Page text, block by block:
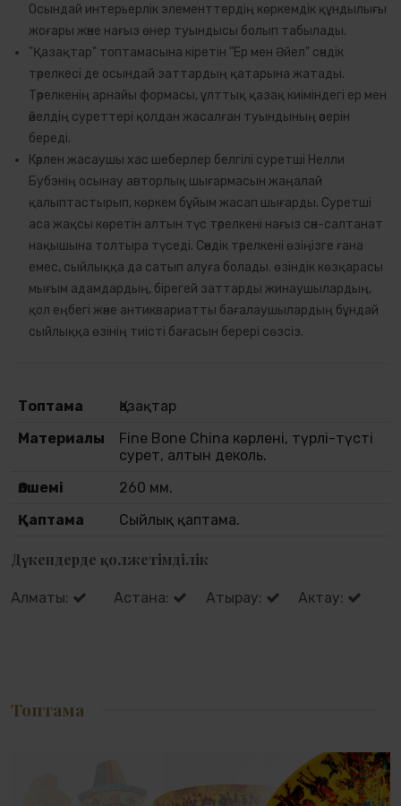
Осындай интерьерлік элементтердің көркемдік құндылығы
жоғары және нағыз өнер туындысы болып табылады.
"Қазақтар" топтамасына кіретін "Ер мен Әйел" сәндік
тәрелкесі де осындай заттардың қатарына жатады.
Тәрелкенің арнайы формасы, ұлттық қазақ киіміндегі ер мен
әйелдің суреттері қолдан жасалған туындының әсерін
береді.
Кәрлен жасаушы хас шеберлер белгілі суретші Нелли
Бубэнің осынау авторлық шығармасын жаңалай
қалыптастырып, көркем бұйым жасап шығарды. Суретші
аса жақсы көретін алтын түс тәрелкені нағыз сән-салтанат
нақышына толтыра түседі. Сәндік тәрелкені өзіңізге ғана
емес, сыйлыққа да сатып алуға болады. өзіндік көзқарасы
мығым адамдардың, бірегей заттарды жинаушылардың,
қол еңбегі және антиквариатты бағалаушылардың бұндай
сыйлыққа өзінің тиісті бағасын берері сөзсіз.
Топтама
Қазақтар
Материалы
Fine Bone China кәрлені, түрлі-түсті
сурет, алтын деколь.
Өлшемі
260 мм.
Қаптама
Сыйлық қаптама.
Дүкендерде қолжетімділік
Алматы: Астана: Атырау: Актау:
Топтама